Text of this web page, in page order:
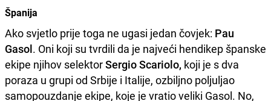
Španija
Ako svjetlo prije toga ne ugasi jedan čovjek: Pau
Gasol. Oni koji su tvrdili da je najveći hendikep španske
ekipe njihov selektorSergio Scariolo, koji je s dva
poraza u grupi od Srbije i Italije, ozbiljno poljuljao
samopouzdanje ekipe, koje je vratio veliki Gasol. No,